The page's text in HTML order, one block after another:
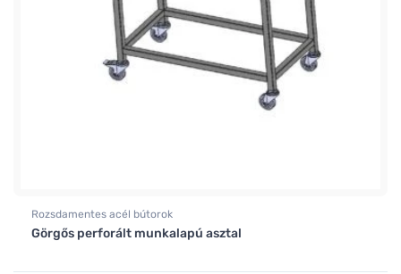
Rozsdamentes acél bútorok
Görgős perforált munkalapú asztal